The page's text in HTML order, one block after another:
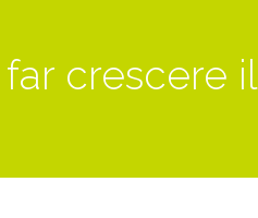
crescere